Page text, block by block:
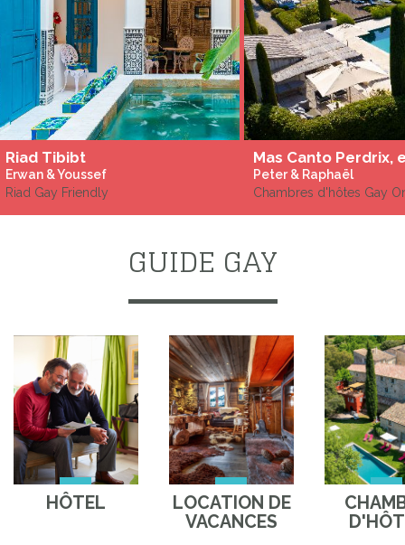
Riad Tibibt
Erwan & Youssef
Riad Gay Friendly
Peter & Raphaël
Chambres d'hôtes Gay
GUIDE GAY
HÔTEL
LOCATION DE
VACANCES